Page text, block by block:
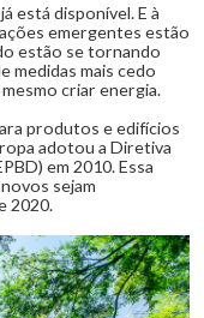
está disponível. E à
emergentes estão
estão se tornando
medidas mais cedo
criar energia.
produtos e edifícios
adotou a Diretiva
em 2010. Essa
sejam
2020.